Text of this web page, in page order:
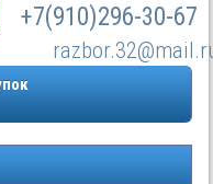
+7(910)296-30-67